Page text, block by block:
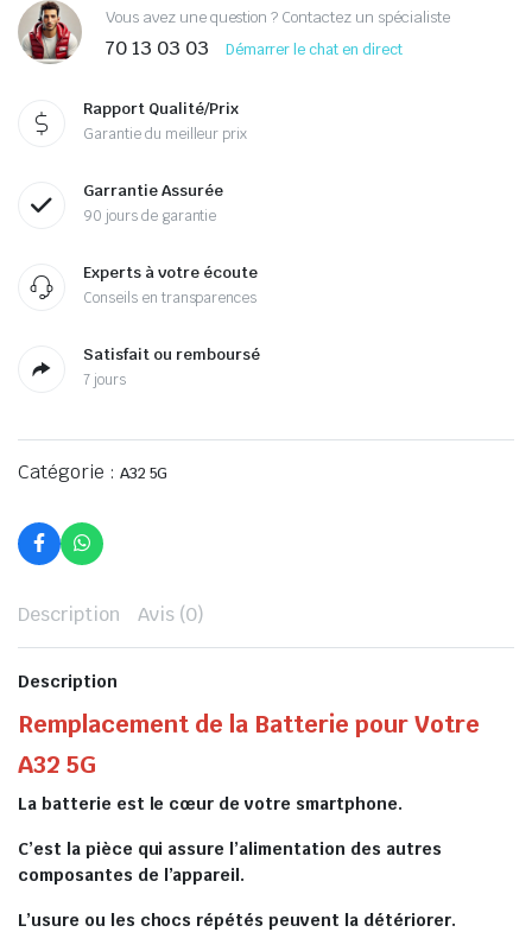
Vous avez une question ? Contactez un spécialiste
70 13 03 03 Démarrer le chat en direct
Rapport Qualité/Prix
Garantie du meilleur prix
Garrantie Assurée
90 jours de garantie
Experts à votre écoute
Conseils en transparences
Satisfait ou remboursé
7 jours
Catégorie : A32 5G
Description Avis (0)
Description
Remplacement de la Batterie pour Votre
A32 5G
La batterie est le cœur de votre smartphone.
C’est la pièce qui assure l’alimentation des autres
composantes de l’appareil.
L’usure ou les chocs répétés peuvent la détériorer.